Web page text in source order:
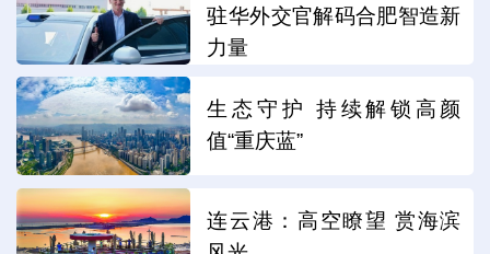
驻华外交官解码合肥智造新
力量
生态守护 持续解锁高颜
值“重庆蓝”
连云港：高空瞭望 赏海滨